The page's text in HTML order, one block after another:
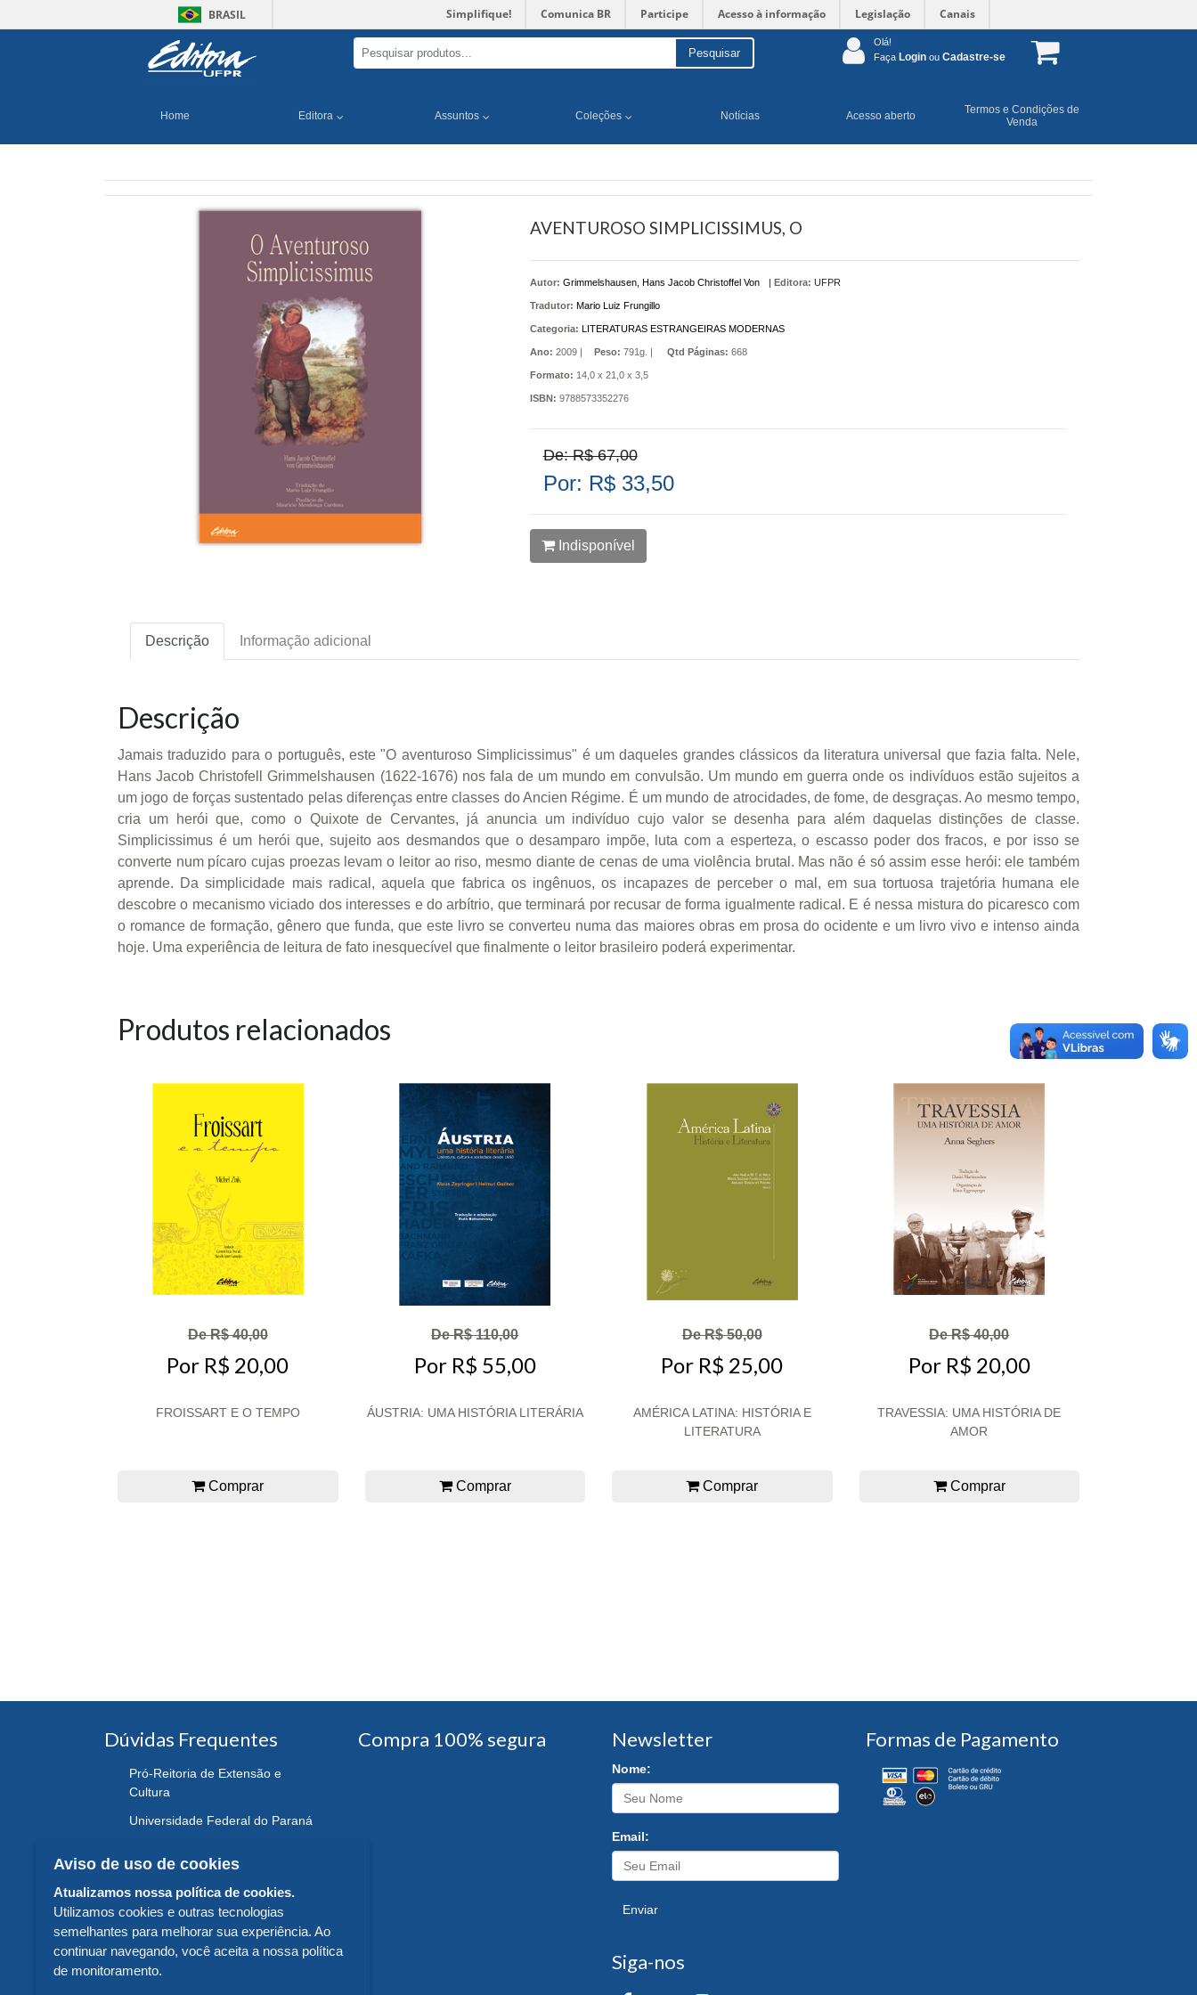
BRASIL Simplifique! Comunica BR Participe Acesso à informação Legislação Canais
Pesquisar
Olá!
Faça Login ou Cadastre-se
Home Editora Assuntos Coleções Notícias Acesso aberto
Termos e Condições de
Venda
AVENTUROSO SIMPLICISSIMUS, O
Autor: Grimmelshausen, Hans Jacob Christoffel Von
Tradutor: Mario Luiz Frungillo
| Editora: UFPR
Categoria: LITERATURAS ESTRANGEIRAS MODERNAS
Ano: 2009 | Peso: 791g. | Qtd Páginas: 668
Formato: 14,0 x 21,0 x 3,5
ISBN: 9788573352276
De: R$ 67,00
Por: R$ 33,50
Indisponível
Descrição Informação adicional
Descrição
Jamais traduzido para o português, este "O aventuroso Simplicissimus" é um daqueles grandes clássicos da literatura universal que fazia falta. Nele,
Hans Jacob Christofell Grimmelshausen (1622-1676) nos fala de um mundo em convulsão. Um mundo em guerra onde os indivíduos estão sujeitos a
um jogo de forças sustentado pelas diferenças entre classes do Ancien Régime. É um mundo de atrocidades, de fome, de desgraças. Ao mesmo tempo,
cria um herói que, como o Quixote de Cervantes, já anuncia um indivíduo cujo valor se desenha para além daquelas distinções de classe.
Simplicissimus é um herói que, sujeito aos desmandos que o desamparo impõe, luta com a esperteza, o escasso poder dos fracos, e por isso se
converte num pícaro cujas proezas levam o leitor ao riso, mesmo diante de cenas de uma violência brutal. Mas não é só assim esse herói: ele também
aprende. Da simplicidade mais radical, aquela que fabrica os ingênuos, os incapazes de perceber o mal, em sua tortuosa trajetória humana ele
descobre o mecanismo viciado dos interesses e do arbítrio, que terminará por recusar de forma igualmente radical. E é nessa mistura do picaresco com
o romance de formação, gênero que funda, que este livro se converteu numa das maiores obras em prosa do ocidente e um livro vivo e intenso ainda
hoje. Uma experiência de leitura de fato inesquecível que finalmente o leitor brasileiro poderá experimentar.
Produtos relacionados
De R$ 40,00
Por R$ 20,00
FROISSART E O TEMPO
Comprar
De R$ 110,00
Por R$ 55,00
ÁUSTRIA: UMA HISTÓRIA LITERÁRIA
Comprar
De R$ 50,00
Por R$ 25,00
AMÉRICA LATINA: HISTÓRIA E
LITERATURA
Comprar
De R$ 40,00
Por R$ 20,00
TRAVESSIA: UMA HISTÓRIA DE
AMOR
Comprar
Dúvidas Frequentes
Pró-Reitoria de Extensão e
Cultura
Universidade Federal do Paraná
Compra 100% segura Newsletter
Nome:
Email:
Enviar
Siga-nos
Formas de Pagamento
Aviso de uso de cookies
Atualizamos nossa política de cookies.
Utilizamos cookies e outras tecnologias
semelhantes para melhorar sua experiência. Ao
continuar navegando, você aceita a nossa política
de monitoramento.